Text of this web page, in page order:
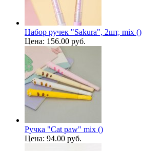
Набор ручек "Sakura", 2шт, mix ()
Цена: 156.00 руб.
Ручка "Cat paw" mix ()
Цена: 94.00 руб.